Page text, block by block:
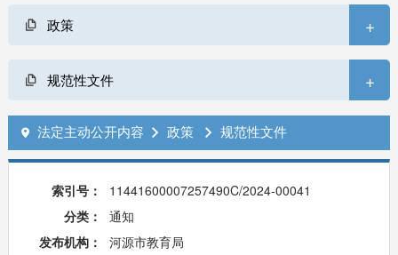
政策 +
规范性文件 +
 法定主动公开内容  政策  规范性文件
索引号：
11441600007257490C/2024-00041
分类：
通知
发布机构：
河源市教育局